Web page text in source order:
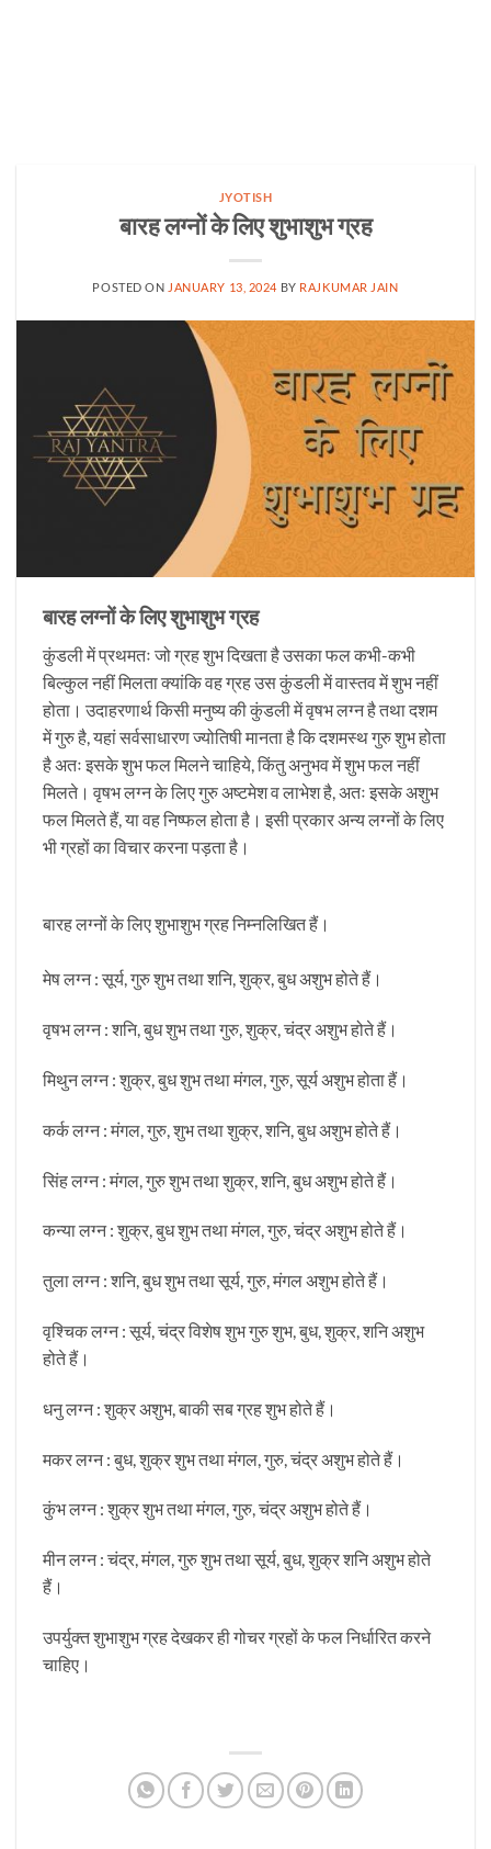
JYOTISH
बारह लग्नों के लिए शुभाशुभ ग्रह
POSTED ON JANUARY 13, 2024 BY RAJKUMAR JAIN
बारह लग्नों के लिए शुभाशुभ ग्रह
कुंडली में प्रथमतः जो ग्रह शुभ दिखता है उसका फल कभी-कभी
बिल्कुल नहीं मिलता क्यांकि वह ग्रह उस कुंडली में वास्तव में शुभ नहीं
होता। उदाहरणार्थ किसी मनुष्य की कुंडली में वृषभ लग्न है तथा दशम
में गुरु है, यहां सर्वसाधारण ज्योतिषी मानता है कि दशमस्थ गुरु शुभ होता
है अतः इसके शुभ फल मिलने चाहिये, किंतु अनुभव में शुभ फल नहीं
मिलते। वृषभ लग्न के लिए गुरु अष्टमेश व लाभेश है, अतः इसके अशुभ
फल मिलते हैं, या वह निष्फल होता है। इसी प्रकार अन्य लग्नों के लिए
भी ग्रहों का विचार करना पड़ता है।
बारह लग्नों के लिए शुभाशुभ ग्रह निम्नलिखित हैं।
मेष लग्न : सूर्य, गुरु शुभ तथा शनि, शुक्र, बुध अशुभ होते हैं।
वृषभ लग्न : शनि, बुध शुभ तथा गुरु, शुक्र, चंद्र अशुभ होते हैं।
मिथुन लग्न : शुक्र, बुध शुभ तथा मंगल, गुरु, सूर्य अशुभ होता हैं।
कर्क लग्न : मंगल, गुरु, शुभ तथा शुक्र, शनि, बुध अशुभ होते हैं।
सिंह लग्न : मंगल, गुरु शुभ तथा शुक्र, शनि, बुध अशुभ होते हैं।
कन्या लग्न : शुक्र, बुध शुभ तथा मंगल, गुरु, चंद्र अशुभ होते हैं।
तुला लग्न : शनि, बुध शुभ तथा सूर्य, गुरु, मंगल अशुभ होते हैं।
वृश्चिक लग्न : सूर्य, चंद्र विशेष शुभ गुरु शुभ, बुध, शुक्र, शनि अशुभ
होते हैं।
धनु लग्न : शुक्र अशुभ, बाकी सब ग्रह शुभ होते हैं।
मकर लग्न : बुध, शुक्र शुभ तथा मंगल, गुरु, चंद्र अशुभ होते हैं।
कुंभ लग्न : शुक्र शुभ तथा मंगल, गुरु, चंद्र अशुभ होते हैं।
मीन लग्न : चंद्र, मंगल, गुरु शुभ तथा सूर्य, बुध, शुक्र शनि अशुभ होते
हैं।
उपर्युक्त शुभाशुभ ग्रह देखकर ही गोचर ग्रहों के फल निर्धारित करने
चाहिए।